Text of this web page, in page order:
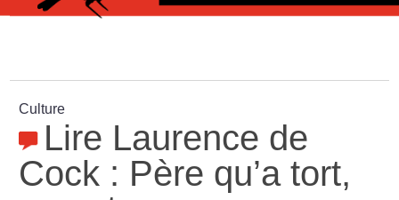
Culture
Lire Laurence de
Cock : Père qu’a tort,